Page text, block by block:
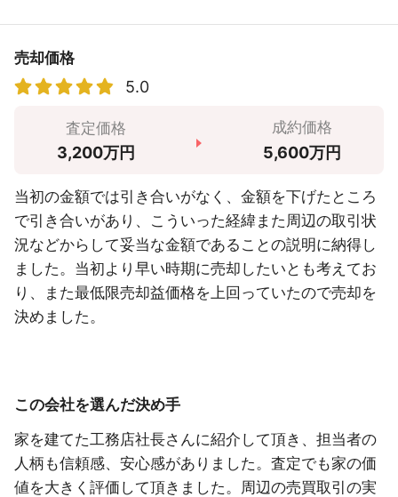
売却価格
5.0
査定価格
3,200万円
成約価格
5,600万円
当初の金額では引き合いがなく、金額を下げたところ
で引き合いがあり、こういった経緯また周辺の取引状
況などからして妥当な金額であることの説明に納得し
ました。当初より早い時期に売却したいとも考えてお
り、また最低限売却益価格を上回っていたので売却を
決めました。
この会社を選んだ決め手
家を建てた工務店社長さんに紹介して頂き、担当者の
人柄も信頼感、安心感がありました。査定でも家の価
値を大きく評価して頂きました。周辺の売買取引の実